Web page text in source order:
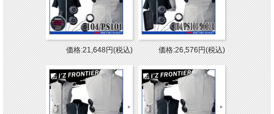
価格:21,648円(税込) 価格:26,576円(税込)